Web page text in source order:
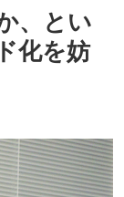
、とい
化を妨